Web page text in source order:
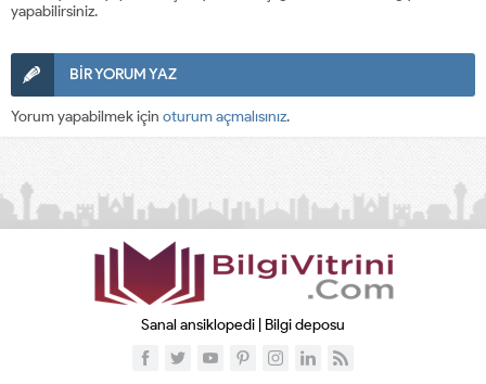
yapabilirsiniz.
BİR YORUM YAZ
Yorum yapabilmek için oturum açmalısınız.
Sanal ansiklopedi | Bilgi deposu